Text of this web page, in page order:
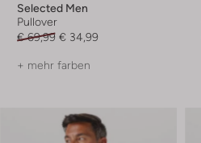
Selected Men
Pullover
€ 69,99 € 34,99
+ mehr farben